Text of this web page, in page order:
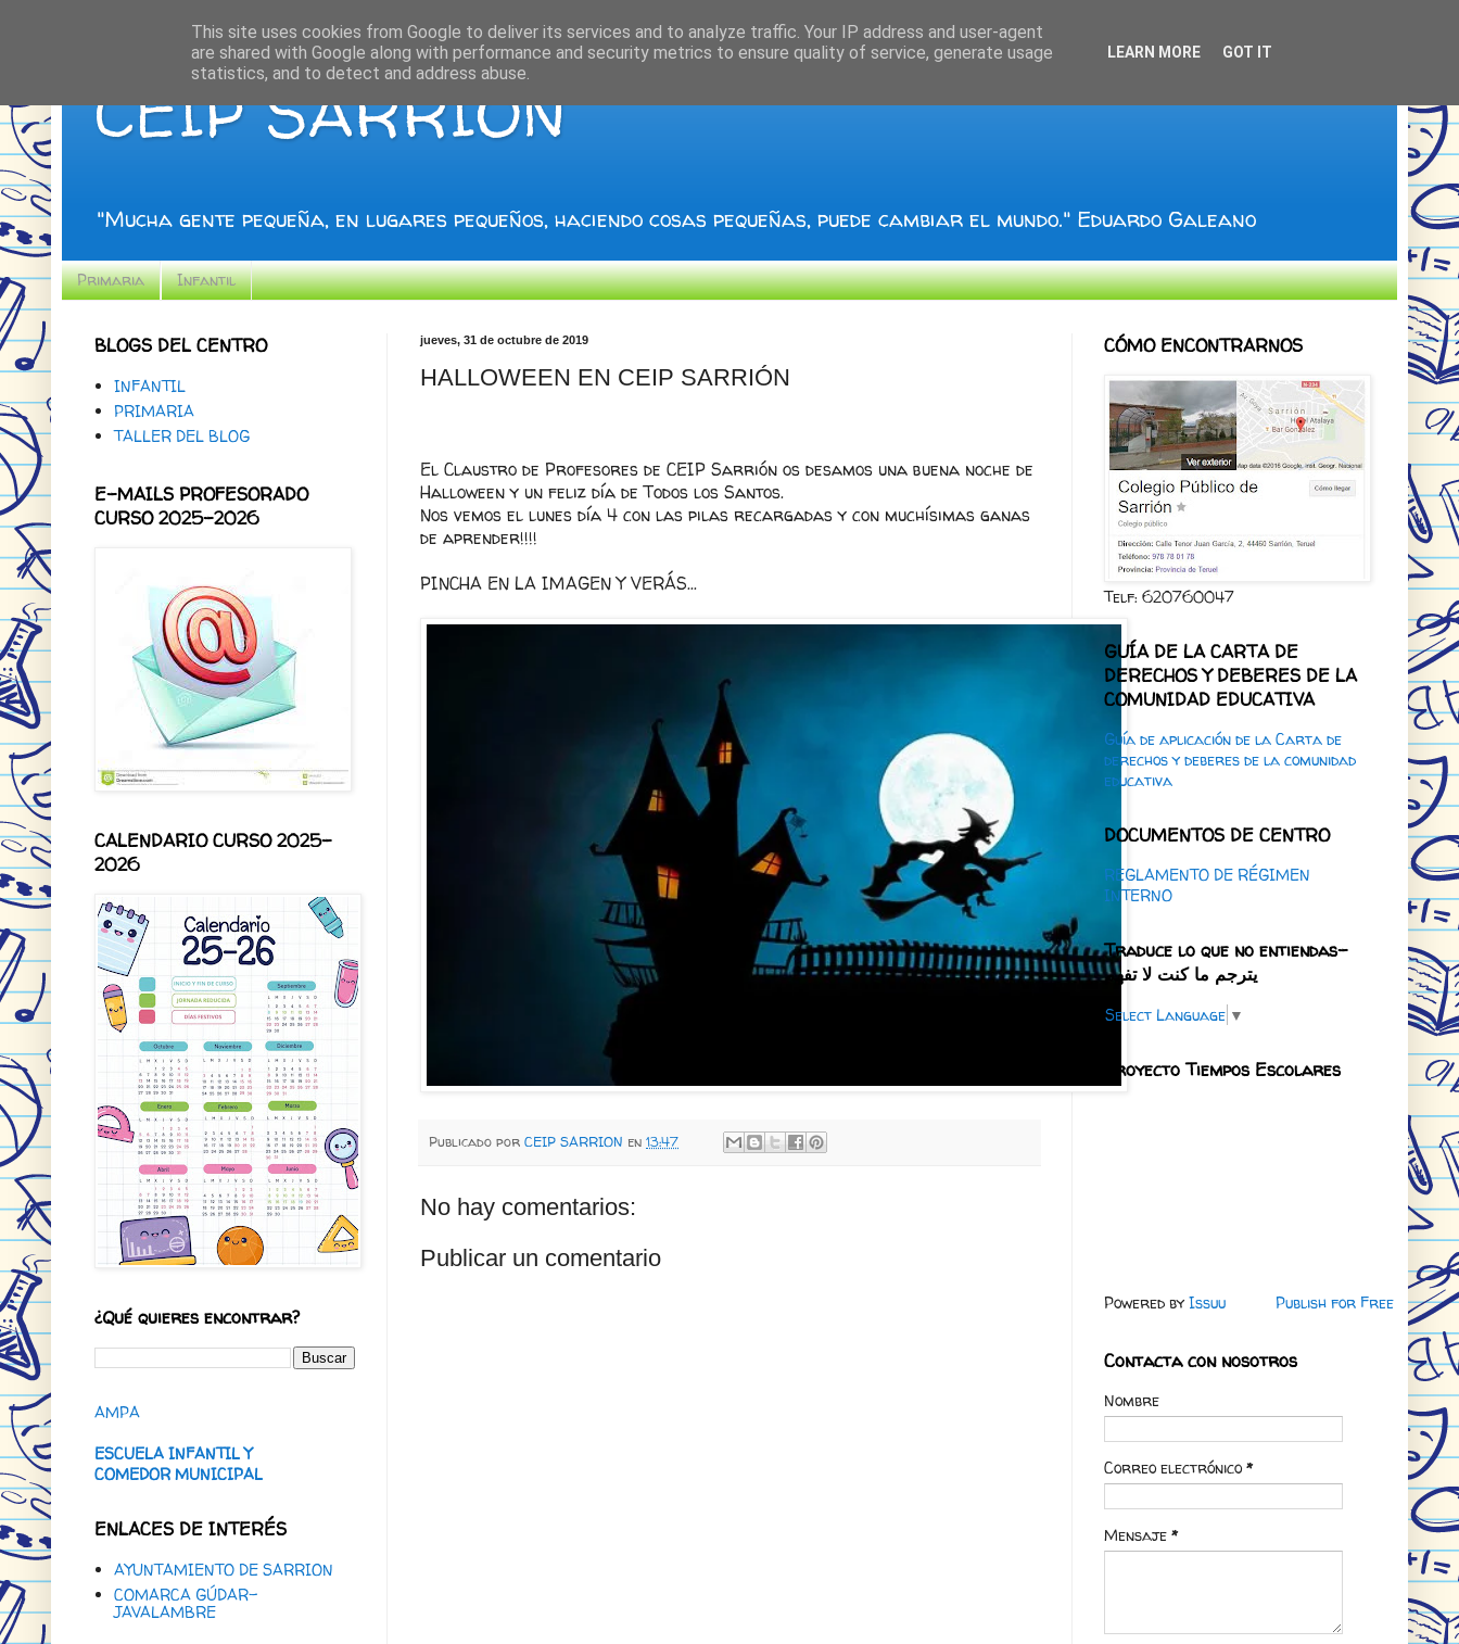
CEIP SARRIÓN
"Mucha gente pequeña, en lugares pequeños, haciendo cosas pequeñas, puede cambiar el mundo." Eduardo Galeano
Primaria Infantil
jueves, 31 de octubre de 2019
HALLOWEEN EN CEIP SARRIÓN
El Claustro de Profesores de CEIP Sarrión os desamos una buena noche de
Halloween y un feliz día de Todos los Santos.
Nos vemos el lunes día 4 con las pilas recargadas y con muchísimas ganas
de aprender!!!!
PINCHA EN LA IMAGEN Y VERÁS...
Publicado por CEIP SARRION en 13:47
No hay comentarios:
Publicar un comentario
BLOGS DEL CENTRO
INFANTIL
PRIMARIA
TALLER DEL BLOG
E-MAILS PROFESORADO
CURSO 2025-2026
CALENDARIO CURSO 2025-
2026
¿Qué quieres encontrar?
AMPA
ESCUELA INFANTIL Y
COMEDOR MUNICIPAL
ENLACES DE INTERÉS
AYUNTAMIENTO DE SARRION
COMARCA GÚDAR-
JAVALAMBRE
CÓMO ENCONTRARNOS
Telf: 620760047
GUÍA DE LA CARTA DE
DERECHOS Y DEBERES DE LA
COMUNIDAD EDUCATIVA
Guía de aplicación de la Carta de
derechos y deberes de la comunidad
educativa
DOCUMENTOS DE CENTRO
REGLAMENTO DE RÉGIMEN
INTERNO
Traduce lo que no entiendas-
يترجم ما كنت لا تفهم
Select Language ▼
Proyecto Tiempos Escolares
Powered by Issuu Publish for Free
Contacta con nosotros
Nombre
Correo electrónico *
Mensaje *
This site uses cookies from Google to deliver its services and to analyze traffic. Your IP address and user-agent
are shared with Google along with performance and security metrics to ensure quality of service, generate usage
statistics, and to detect and address abuse.
LEARN MORE GOT IT